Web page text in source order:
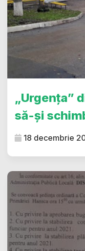
„Urgența”
să-și
18 decembrie